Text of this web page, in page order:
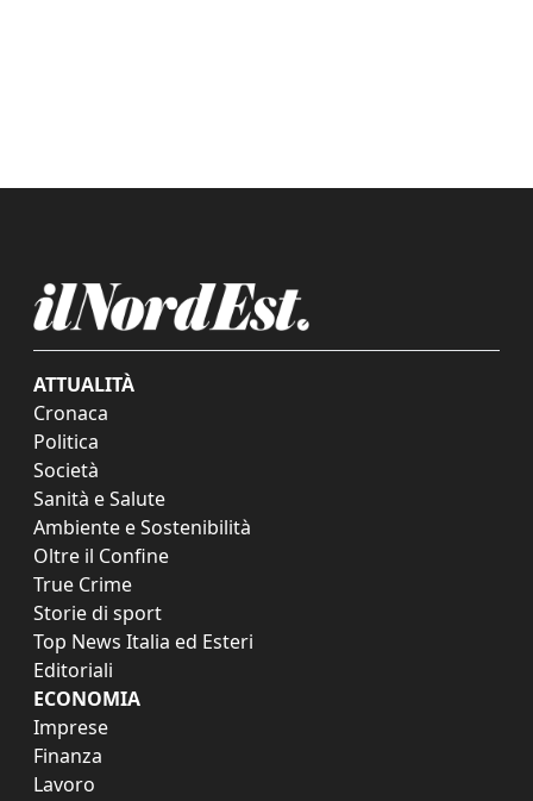
ATTUALITÀ
Cronaca
Politica
Società
Sanità e Salute
Ambiente e Sostenibilità
Oltre il Confine
True Crime
Storie di sport
Top News Italia ed Esteri
Editoriali
ECONOMIA
Imprese
Finanza
Lavoro